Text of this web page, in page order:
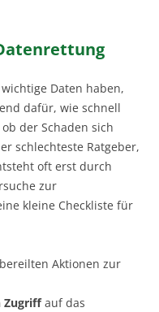
Daten haben,
dafür, wie schnell
der Schaden sich
schlechteste Ratgeber,
oft erst durch
zur
kleine Checkliste für
Aktionen zur
Zugriffauf das